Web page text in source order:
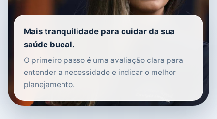
Mais tranquilidade para cuidar da sua
saúde bucal.
O primeiro passo é uma avaliação clara para
entender a necessidade e indicar o melhor
planejamento.